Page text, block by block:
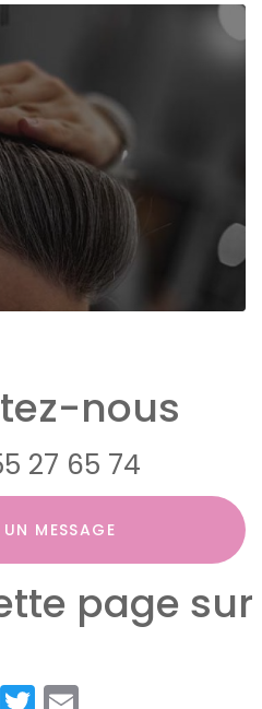
nous
27 65 74
MESSAGE
page sur
Facebook
Twitter